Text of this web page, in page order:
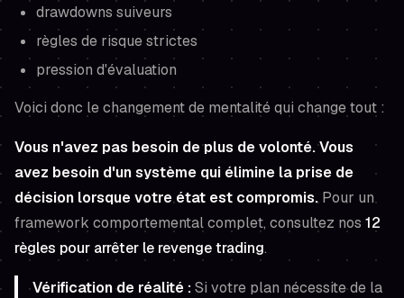
drawdowns suiveurs
règles de risque strictes
pression d'évaluation
Voici donc le changement de mentalité qui change tout :
Vous n'avez pas besoin de plus de volonté. Vous
avez besoin d'un système qui élimine la prise de
décision lorsque votre état est compromis.Pour un
framework comportemental complet, consultez nos 12
règles pour arrêter le revenge trading.
Vérification de réalité :Si votre plan nécessite de la